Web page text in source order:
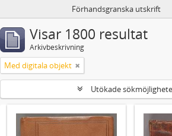
Förhandsgranska utskrift
Visar 1800 resultat
Arkivbeskrivning
Med digitala objekt
Utökade